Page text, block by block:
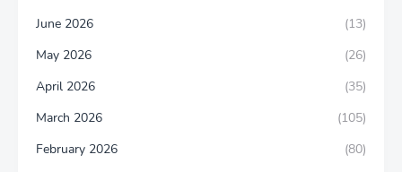
June 2026
(13)
May 2026
(26)
April 2026
(35)
March 2026
(105)
February 2026
(80)